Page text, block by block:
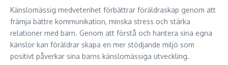
Känslomässig medvetenhet förbättrar föräldraskap genom att
främja bättre kommunikation, minska stress och stärka
relationer med barn. Genom att förstå och hantera sina egna
känslor kan föräldrar skapa en mer stödjande miljö som
positivt påverkar sina barns känslomässiga utveckling.